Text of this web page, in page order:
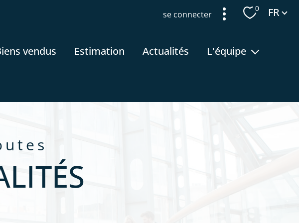
se connecter 0 Langue
FR
biens vendus estimation actualités l'équipe